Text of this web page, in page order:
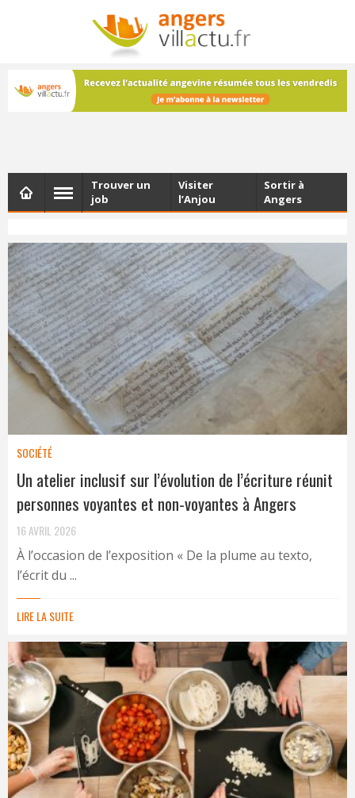
NEWSLETTER
Les dernières actualités d'Angers, chaque vendredi dans
votre boîte e-mail
Trouver un
job
Visiter
l’Anjou
Sortir à
Angers
SOCIÉTÉ
Un atelier inclusif sur l’évolution de l’écriture réunit
personnes voyantes et non-voyantes à Angers
16 AVRIL 2026
À l’occasion de l’exposition « De la plume au texto,
l’écrit du ...
LIRE LA SUITE